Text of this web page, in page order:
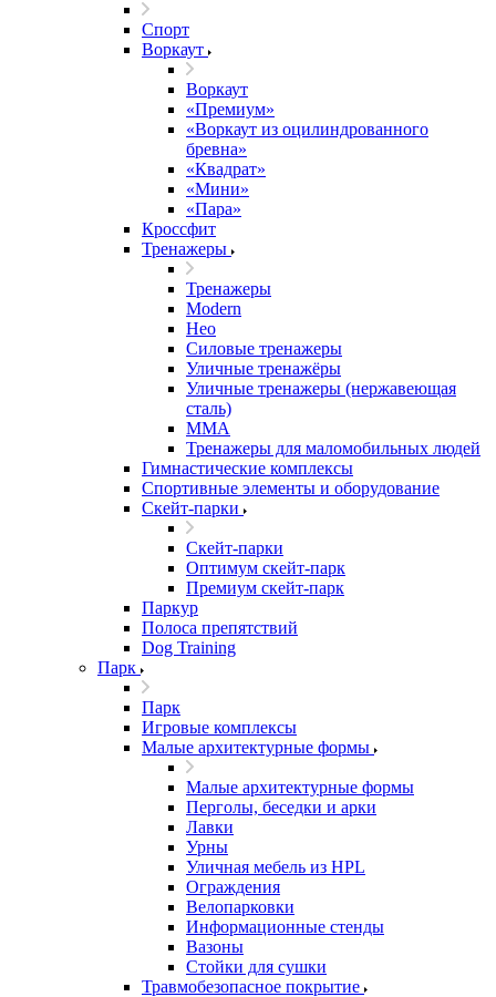
Спорт
Воркаут
Воркаут
«Премиум»
«Воркаут из оцилиндрованного
бревна»
«Квадрат»
«Мини»
«Пара»
Кроссфит
Тренажеры
Тренажеры
Modern
Нео
Силовые тренажеры
Уличные тренажёры
Уличные тренажеры (нержавеющая
сталь)
ММА
Тренажеры для маломобильных людей
Гимнастические комплексы
Спортивные элементы и оборудование
Скейт-парки
Скейт-парки
Оптимум скейт-парк
Премиум скейт-парк
Паркур
Полоса препятствий
Dog Training
Парк
Парк
Игровые комплексы
Малые архитектурные формы
Малые архитектурные формы
Перголы, беседки и арки
Лавки
Урны
Уличная мебель из HPL
Ограждения
Велопарковки
Информационные стенды
Вазоны
Стойки для сушки
Травмобезопасное покрытие